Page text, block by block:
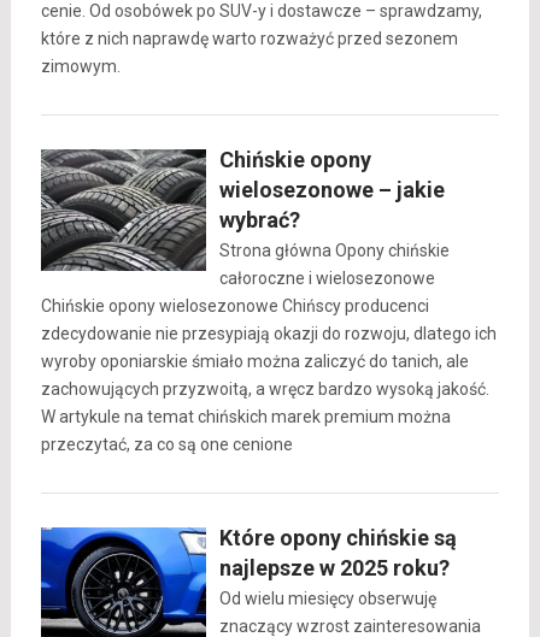
cenie. Od osobówek po SUV-y i dostawcze – sprawdzamy,
które z nich naprawdę warto rozważyć przed sezonem
zimowym.
Chińskie opony
wielosezonowe – jakie
wybrać?
Strona główna Opony chińskie
całoroczne i wielosezonowe
Chińskie opony wielosezonowe Chińscy producenci
zdecydowanie nie przesypiają okazji do rozwoju, dlatego ich
wyroby oponiarskie śmiało można zaliczyć do tanich, ale
zachowujących przyzwoitą, a wręcz bardzo wysoką jakość.
W artykule na temat chińskich marek premium można
przeczytać, za co są one cenione
Które opony chińskie są
najlepsze w 2025 roku?
Od wielu miesięcy obserwuję
znaczący wzrost zainteresowania